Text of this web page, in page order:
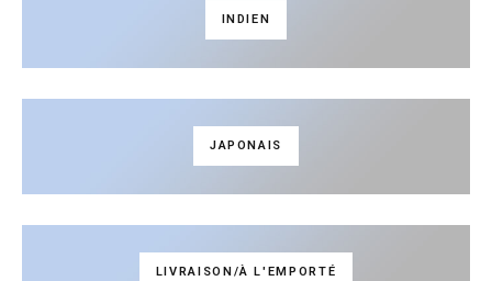
INDIEN
JAPONAIS
LIVRAISON/À L'EMPORTÉ